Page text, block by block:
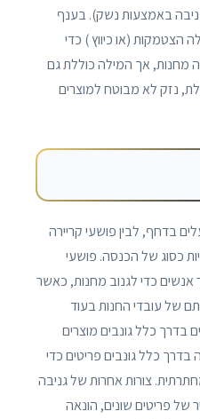
באמצעות נשק). בענף
הצטמקות (או כיווץ ) כדי
מחנות, אך המילה כוללת גם
נזק לא מבוטח למוצרים
בדחף, לבין פושעי קריירה
כסוג של הכנסה. פושעי
כדי לגנוב מחנות, כאשר
של עובדי החנות בעוד
בדרך כלל גונבים מוצרים
בדרך כלל גונבים פריטים כדי
צורות אחרות של גניבה
של פריטים שונים, הונאה